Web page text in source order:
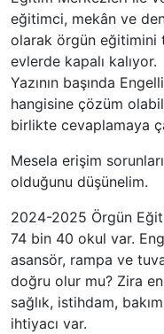
eğitimci, mekân ve
olarak örgün eğitimini
evlerde kapalı kalıyor.
Yazının başında
hangisine çözüm
birlikte cevaplamaya
Mesela erişim
olduğunu düşünelim.
2024-2025 Örgün
74 bin 40 okul var.
asansör, rampa ve
doğru olur mu? Zira
sağlık, istihdam,
ihtiyacı var.